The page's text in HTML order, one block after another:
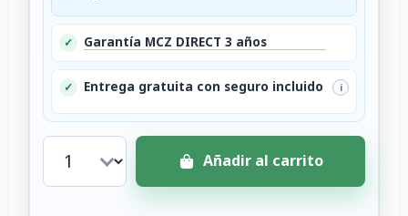
✓ Garantía MCZ DIRECT 3 años
✓ Entrega gratuita con seguro incluido i
Añadir al carrito